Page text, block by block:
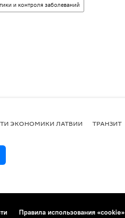
и контроля заболеваний
ЭКОНОМИКИ ЛАТВИИ ТРАНЗИТ
Правила использования «cookie»